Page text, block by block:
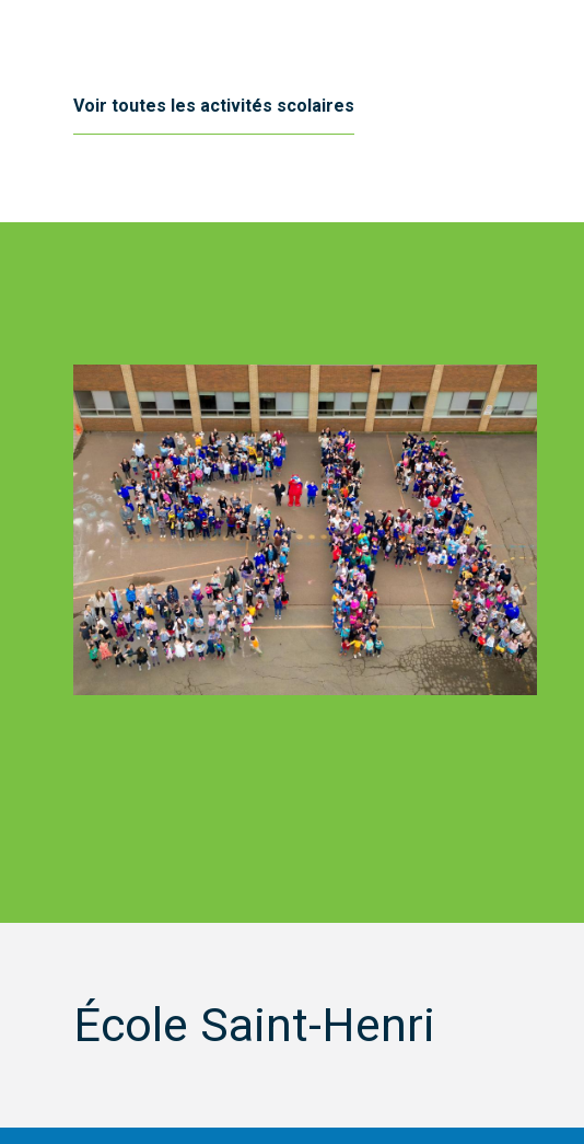
Voir toutes les activités scolaires
École Saint-Henri